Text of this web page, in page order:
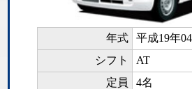
年式
平成19年
シフト
AT
定員
4名